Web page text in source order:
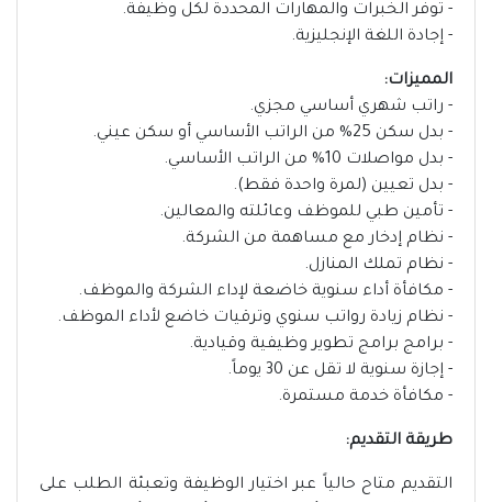
- توفر الخبرات والمهارات المحددة لكل وظيفة.
- إجادة اللغة الإنجليزية.
المميزات:
- راتب شهري أساسي مجزي.
- بدل سكن 25% من الراتب الأساسي أو سكن عيني.
- بدل مواصلات 10% من الراتب الأساسي.
- بدل تعيين (لمرة واحدة فقط).
- تأمين طبي للموظف وعائلته والمعالين.
- نظام إدخار مع مساهمة من الشركة.
- نظام تملك المنازل.
- مكافأة أداء سنوية خاضعة لإداء الشركة والموظف.
- نظام زيادة رواتب سنوي وترقيات خاضع لأداء الموظف.
- برامج برامج تطوير وظيفية وقيادية.
- إجازة سنوية لا تقل عن 30 يوماً.
- مكافأة خدمة مستمرة.
طريقة التقديم:
التقديم متاح حالياً عبر اختيار الوظيفة وتعبئة الطلب على